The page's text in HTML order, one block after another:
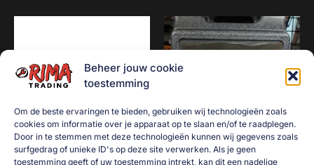
Beheer jouw cookie
toestemming
Om de beste ervaringen te bieden, gebruiken wij technologieën zoals
cookies om informatie over je apparaat op te slaan en/of te raadplegen.
Door in te stemmen met deze technologieën kunnen wij gegevens zoals
surfgedrag of unieke ID's op deze site verwerken. Als je geen
toestemming geeft of uw toestemming intrekt, kan dit een nadelige